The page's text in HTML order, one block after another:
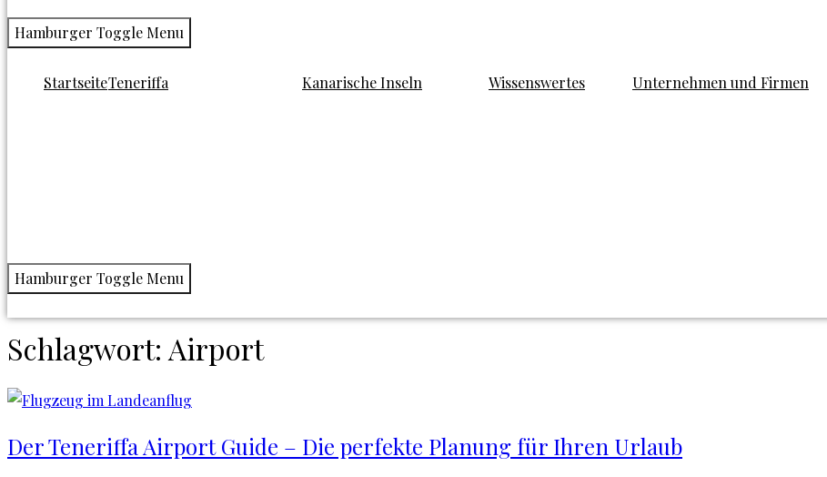
Hamburger Toggle Menu
StartseiteTeneriffa Kanarische Inseln Wissenswertes Unternehmen und Firmen
Hamburger Toggle Menu
Schlagwort: Airport
Der Teneriffa Airport Guide – Die perfekte Planung für Ihren Urlaub